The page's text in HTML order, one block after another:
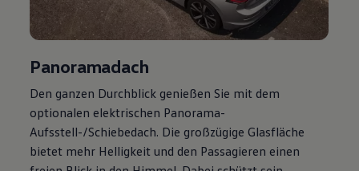
Panoramadach
Den ganzen Durchblick genießen Sie mit dem
optionalen elektrischen Panorama-
Aufsstell-/Schiebedach. Die großzügige Glasfläche
bietet mehr Helligkeit und den Passagieren einen